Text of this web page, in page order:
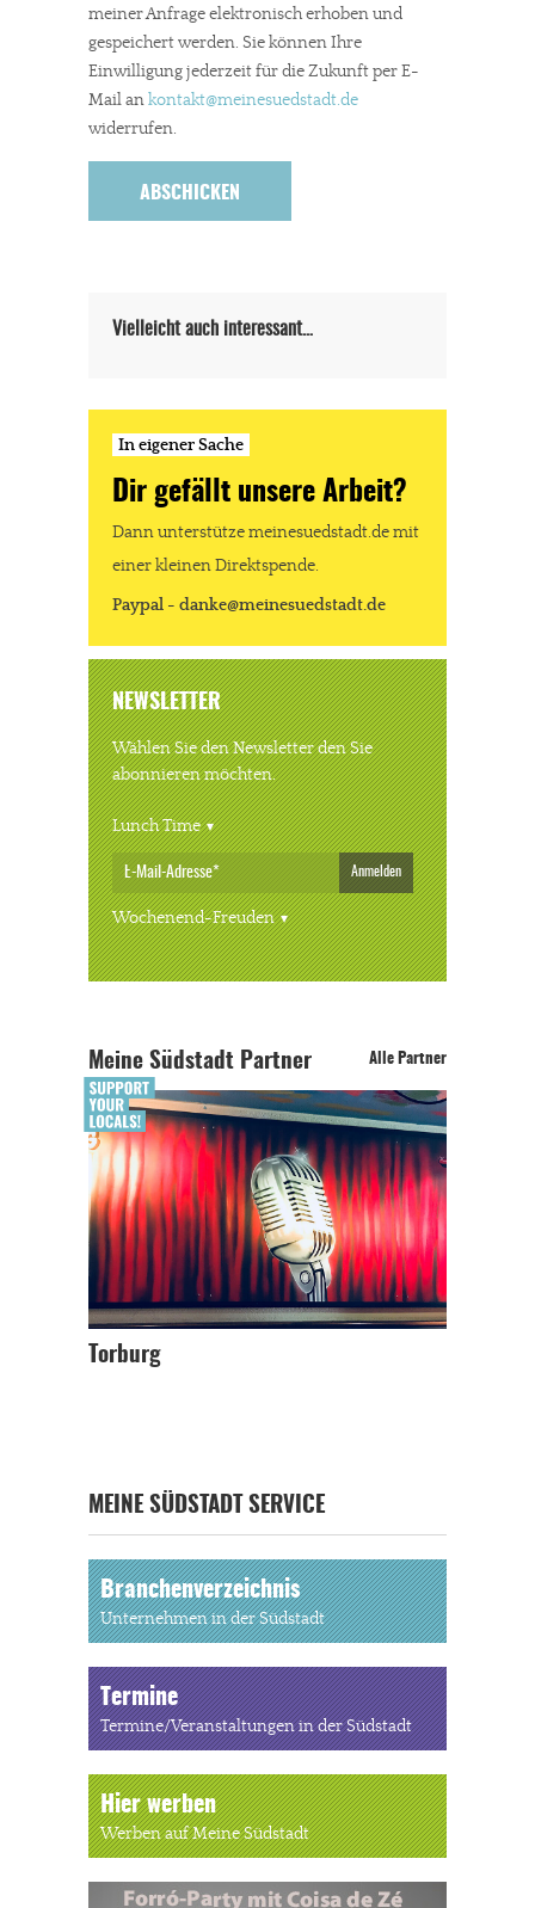
stark zurückgegangen.
Solltest Du unsere unabhängige Berichterstattung schätzen,
kannst Du uns mit einer kleinen Spende unterstützen.
Paypal - danke@meinesuedstadt.de
meiner Anfrage elektronisch erhoben und
gespeichert werden. Sie können Ihre
Einwilligung jederzeit für die Zukunft per E-
Mail ankontakt@meinesuedstadt.de
widerrufen.
Vielleicht auch interessant…
In eigener Sache
Dir gefällt unsere Arbeit?
Dann unterstütze meinesuedstadt.de mit
einer kleinen Direktspende.
Paypal - danke@meinesuedstadt.de
NEWSLETTER
Wählen Sie den Newsletter den Sie
abonnieren möchten.
Lunch Time
Anmelden
Wochenend-Freuden
Meine Südstadt Partner Alle Partner
Torburg
MEINE SÜDSTADT SERVICE
Branchenverzeichnis
Unternehmen in der Südstadt
Termine
Termine/Veranstaltungen in der Südstadt
Hier werben
Werben auf Meine Südstadt